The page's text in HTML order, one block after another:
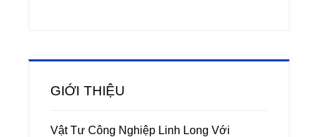
GIỚI THIỆU
Vật Tư Công Nghiệp Linh Long Với